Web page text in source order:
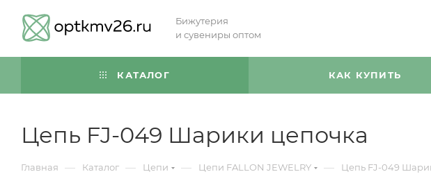
Бижутерия
и сувениры оптом
КАТАЛОГ КАК КУПИТЬ
Цепь FJ-049 Шарики цепочка
Главная — Каталог — Цепи — Цепи FALLON JEWELRY — Цепь FJ-049